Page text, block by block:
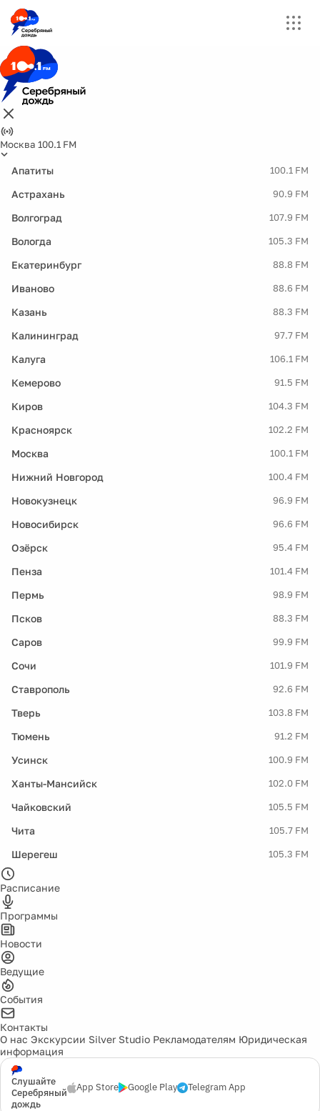
Москва 100.1 FM
Апатиты 100.1 FM
Астрахань 90.9 FM
Волгоград 107.9 FM
Вологда 105.3 FM
Екатеринбург 88.8 FM
Иваново 88.6 FM
Казань 88.3 FM
Калининград 97.7 FM
Калуга 106.1 FM
Кемерово 91.5 FM
Киров 104.3 FM
Красноярск 102.2 FM
Москва 100.1 FM
Нижний Новгород 100.4 FM
Новокузнецк 96.9 FM
Новосибирск 96.6 FM
Озёрск 95.4 FM
Пенза 101.4 FM
Пермь 98.9 FM
Псков 88.3 FM
Саров 99.9 FM
Сочи 101.9 FM
Ставрополь 92.6 FM
Тверь 103.8 FM
Тюмень 91.2 FM
Усинск 100.9 FM
Ханты-Мансийск 102.0 FM
Чайковский 105.5 FM
Чита 105.7 FM
Шерегеш 105.3 FM
Расписание
Программы
Новости
Ведущие
События
Контакты
О нас Экскурсии Silver Studio Рекламодателям Юридическая
информация
Слушайте
Серебряный
дождь
App Store Google Play Telegram App